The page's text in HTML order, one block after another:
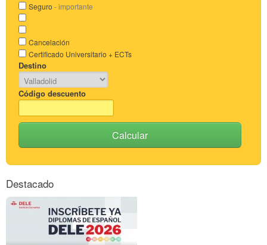
Seguro - importante
Cancelación
Certificado Universitario + ECTs
Destino
Código descuento
Calcular
Destacado